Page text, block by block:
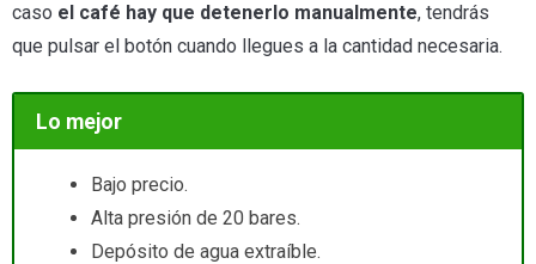
caso el café hay que detenerlo manualmente, tendrás
que pulsar el botón cuando llegues a la cantidad necesaria.
Lo mejor
Bajo precio.
Alta presión de 20 bares.
Depósito de agua extraíble.